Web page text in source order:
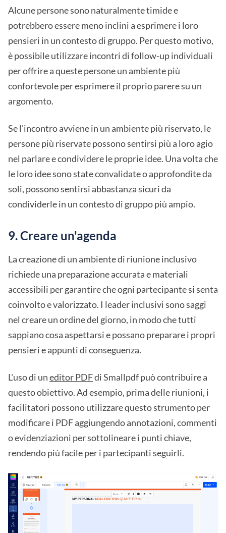
Alcune persone sono naturalmente timide e
potrebbero essere meno inclini a esprimere i loro
pensieri in un contesto di gruppo. Per questo motivo,
è possibile utilizzare incontri di follow-up individuali
per offrire a queste persone un ambiente più
confortevole per esprimere il proprio parere su un
argomento.
Se l'incontro avviene in un ambiente più riservato, le
persone più riservate possono sentirsi più a loro agio
nel parlare e condividere le proprie idee. Una volta che
le loro idee sono state convalidate o approfondite da
soli, possono sentirsi abbastanza sicuri da
condividerle in un contesto di gruppo più ampio.
9. Creare un'agenda
La creazione di un ambiente di riunione inclusivo
richiede una preparazione accurata e materiali
accessibili per garantire che ogni partecipante si senta
coinvolto e valorizzato. I leader inclusivi sono saggi
nel creare un ordine del giorno, in modo che tutti
sappiano cosa aspettarsi e possano preparare i propri
pensieri e appunti di conseguenza.
L'uso di uneditor PDFdi Smallpdf può contribuire a
questo obiettivo. Ad esempio, prima delle riunioni, i
facilitatori possono utilizzare questo strumento per
modificare i PDF aggiungendo annotazioni, commenti
o evidenziazioni per sottolineare i punti chiave,
rendendo più facile per i partecipanti seguirli.